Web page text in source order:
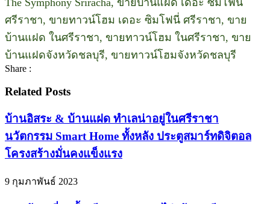
ศรีราชา, ขายทาวน์โฮม เดอะ ซิมโฟนี่ ศรีราชา, ขาย
บ้านแฝด ในศรีราชา, ขายทาวน์โฮม ในศรีราชา, ขาย
บ้านแฝดจังหวัดชลบุรี, ขายทาวน์โฮมจังหวัดชลบุรี
Share :
Related Posts
บ้านอิสระ & บ้านแฝด ทำเลน่าอยู่ในศรีราชา
นวัตกรรม Smart Home ทั้งหลัง ประตูสมาร์ทดิจิตอล
โครงสร้างมั่นคงแข็งแรง
9 กุมภาพันธ์ 2023